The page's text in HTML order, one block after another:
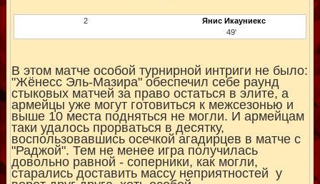
2
Янис Икауниекс
49'
В этом матче особой турнирной интриги не было:
"Жёнесс Эль-Мазира" обеспечил себе раунд
стыковых матчей за право остаться в элите, а
армейцы уже могут готовиться к межсезонью и
выше 10 места подняться не могли. И армейцам
таки удалось прорваться в десятку,
воспользовавшись осечкой агадирцев в матче с
"Раджой". Тем не менее игра получилась
довольно равной - соперники, как могли,
старались доставить массу неприятностей у